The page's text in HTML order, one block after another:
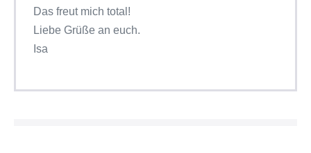
Das freut mich total!
Liebe Grüße an euch.
Isa